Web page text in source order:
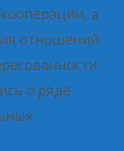
а
отношений
о ряде